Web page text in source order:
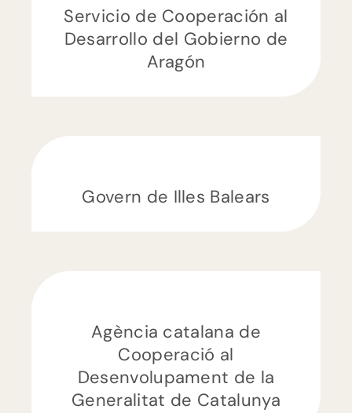
Servicio de Cooperación al
Desarrollo del Gobierno de
Aragón
Govern de Illes Balears
Agència catalana de
Cooperació al
Desenvolupament de la
Generalitat de Catalunya